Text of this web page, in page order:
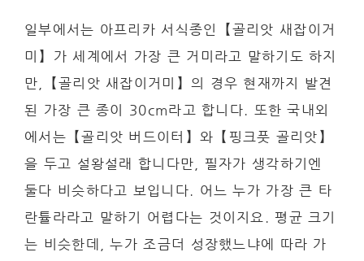
일부에서는 아프리카 서식종인【골리앗 새잡이거
미】가 세계에서 가장 큰 거미라고 말하기도 하지
만,【골리앗 새잡이거미】의 경우 현재까지 발견
된 가장 큰 종이 30cm라고 합니다. 또한 국내외
에서는【골리앗 버드이터】와【핑크풋 골리앗】
을 두고 설왕설래 합니다만, 필자가 생각하기엔
둘다 비슷하다고 보입니다. 어느 누가 가장 큰 타
란튤라라고 말하기 어렵다는 것이지요. 평균 크기
는 비슷한데, 누가 조금더 성장했느냐에 따라 가